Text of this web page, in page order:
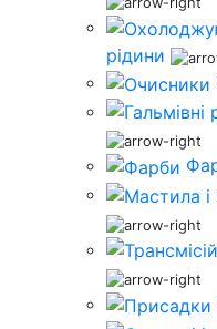
рідини